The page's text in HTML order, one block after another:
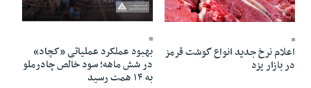
03 Mordad 1405 - 22:13
اعلام نرخ جدید انواع گوشت قرمز
در بازار یزد
01 Mordad 1405 - 16:25
بهبود عملکرد عملیاتی «کچاد»
در شش ماهه؛ سود خالص چادرملو
به ۱۴ همت رسید